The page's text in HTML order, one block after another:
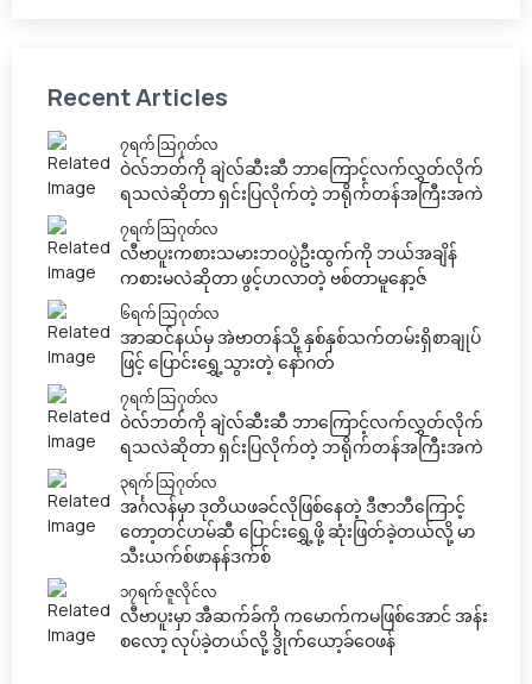
Recent Articles
၇ရက် သြဂုတ်လ
ဝဲလ်ဘတ်ကို ချဲလ်ဆီးဆီ ဘာကြောင့်လက်လွှတ်လိုက်
ရသလဲဆိုတာ ရှင်းပြလိုက်တဲ့ ဘရိုက်တန်အကြီးအကဲ
၇ရက် သြဂုတ်လ
လီဗာပူးကစားသမားဘ၀ပွဲဦးထွက်ကို ဘယ်အချိန်
ကစားမလဲဆိုတာ ဖွင့်ဟလာတဲ့ ဗစ်တာမူနော့ဇ်
၆ရက် သြဂုတ်လ
အာဆင်နယ်မှ အဲဗာတန်သို့ နှစ်နှစ်သက်တမ်းရှိစာချုပ်
ဖြင့် ပြောင်းရွှေ့သွားတဲ့ နော်ဂတ်
၇ရက် သြဂုတ်လ
ဝဲလ်ဘတ်ကို ချဲလ်ဆီးဆီ ဘာကြောင့်လက်လွှတ်လိုက်
ရသလဲဆိုတာ ရှင်းပြလိုက်တဲ့ ဘရိုက်တန်အကြီးအကဲ
၃ရက် သြဂုတ်လ
အင်္ဂလန်မှာ ဒုတိယဖခင်လိုဖြစ်နေတဲ့ ဒီဇာဘီကြောင့်
တော့တင်ဟမ်ဆီ ပြောင်းရွှေ့ဖို့ ဆုံးဖြတ်ခဲ့တယ်လို့ မာ
သီးယက်စ်ဖာနန်ဒက်စ်
၁၇ရက် ဇူလိုင်လ
လီဗာပူးမှာ အီဆက်ခ်ကို ကမောက်ကမဖြစ်အောင် အန်း
စလော့ လုပ်ခဲ့တယ်လို့ ဒွိုက်ယော့ခ်ဝေဖန်